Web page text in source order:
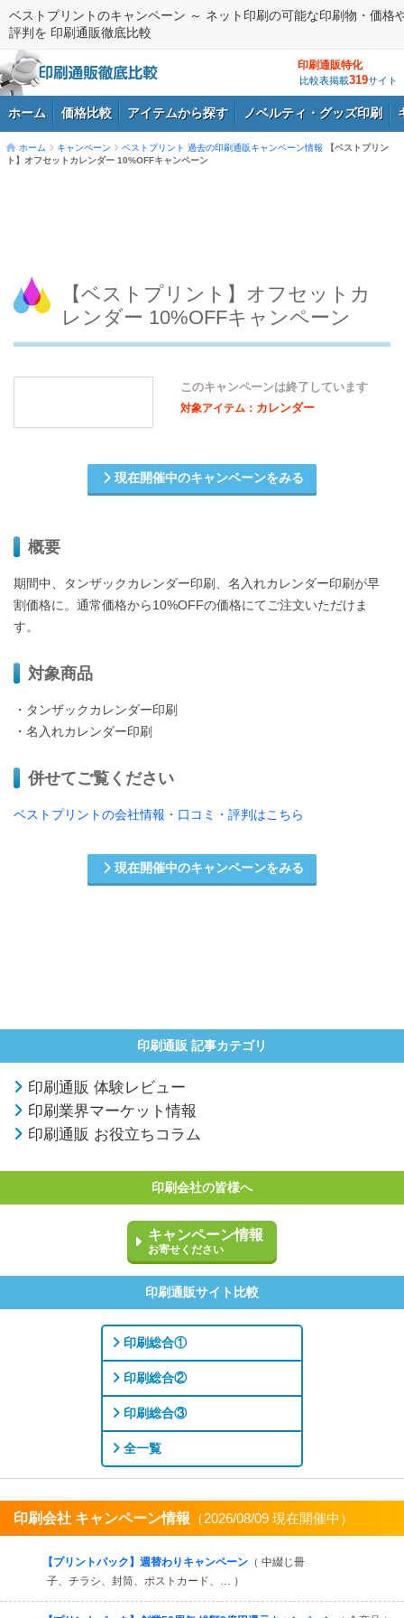
ベストプリントのキャンペーン ～ ネット印刷の可能な印刷物・価格
評判を 印刷通販徹底比較
印刷通販特化
比較表掲載319サイト
ホーム 価格比較 アイテムから探す ノベルティ・グッズ印刷
ホーム キャンペーン ベストプリント 過去の印刷通販キャンペーン情報
【ベストプリン
ト】オフセットカレンダー 10%OFFキャンペーン
【ベストプリント】オフセットカ
レンダー 10%OFFキャンペーン
このキャンペーンは終了しています
対象アイテム： カレンダー
現在開催中のキャンペーンをみる
概要
期間中、タンザックカレンダー印刷、名入れカレンダー印刷が早
割価格に。通常価格から10%OFFの価格にてご注文いただけま
す。
対象商品
・タンザックカレンダー印刷
・名入れカレンダー印刷
併せてご覧ください
ベストプリントの会社情報・口コミ・評判はこちら
現在開催中のキャンペーンをみる
印刷通販 記事カテゴリ
印刷通販 体験レビュー
印刷業界マーケット情報
印刷通販 お役立ちコラム
印刷会社の皆様へ
キャンペーン情報
お寄せください
印刷通販サイト比較
印刷総合①
印刷総合②
印刷総合③
全一覧
印刷会社 キャンペーン情報 （2026/08/09 現在開催中）
【プリントパック】週替わりキャンペーン （ 中綴じ冊
子、チラシ、封筒、ポストカード、… ）